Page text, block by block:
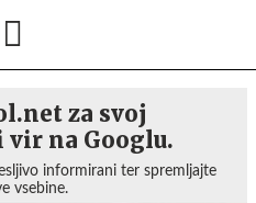
za svoj
na Googlu.
informirani ter spremljajte
vsebine.